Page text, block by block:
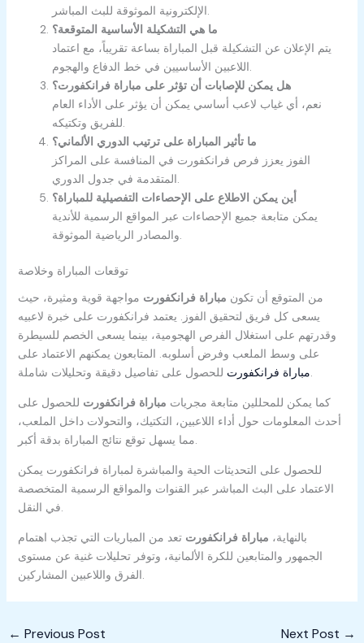
الإلكترونية الموثوقة للبث المباشر.
ما هي التشكيلة الأساسية المتوقعة؟
يتم الإعلان عن التشكيلة قبل المباراة بساعة تقريباً، مع اعتماد
اللاعبين الأساسيين في خط الدفاع والهجوم.
هل يمكن للإصابات أن تؤثر على مباراة فرانكفورت؟
نعم، أي غياب لاعب أساسي يمكن أن يؤثر على الأداء العام
للفريق وتكتيكه.
ما تأثير المباراة على ترتيب الدوري الألماني؟
الفوز يعزز فرص فرانكفورت في المنافسة على المراكز
المتقدمة في جدول الدوري.
أين يمكن الاطلاع على الإحصاءات التفصيلية للمباراة؟
يمكن متابعة جميع الإحصاءات عبر المواقع الرسمية للأندية
والمصادر الرياضية الموثوقة.
توقعات المباراة وخلاصة
من المتوقع أن تكون مباراة فرانكفورت مواجهة قوية ومثيرة، حيث
يسعى كل فريق لتحقيق الفوز. يعتمد فرانكفورت على خبرة لاعبيه
وقدرتهم على استغلال الفرص الهجومية، بينما يسعى الخصم للسيطرة
على وسط الملعب وفرض أسلوبه. المتابعون يمكنهم الاعتماد على
مباراة فرانكفورت
كما يمكن للمحللين متابعة مجريات مباراة فرانكفورت للحصول على
أحدث المعلومات حول أداء اللاعبين، التكتيك، والتحولات داخل الملعب،
للحصول على التحديثات الحية والمباشرة لمباراة فرانكفورت يمكن
الاعتماد على البث المباشر عبر القنوات والمواقع الرسمية المتخصصة
بالنهاية، مباراة فرانكفورت تعد من المباريات التي تجذب اهتمام
الجمهور والمتابعين للكرة الألمانية، وتوفر تحليلات غنية عن مستوى
← Previous Post Next Post →